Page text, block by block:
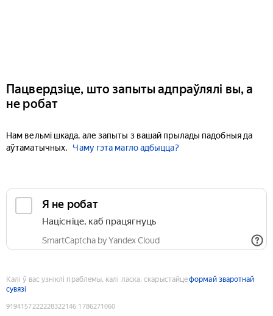
Пацвердзіце, што запыты адпраўлялі вы, а
не робат
Нам вельмі шкада, але запыты з вашай прылады падобныя да
аўтаматычных.
Чаму гэта магло адбыцца?
Я не робат
Націсніце, каб працягнуць
SmartCaptcha by Yandex Cloud
Калі ў вас узніклі праблемы, калі ласка, скарыстайцеформай зваротнай
сувязі
9194157222228322146:1786271060